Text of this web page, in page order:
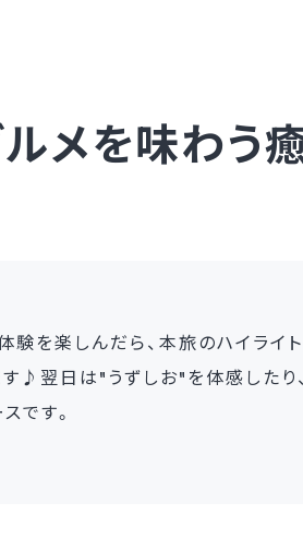
メを味わう癒
を楽しんだら、本旅のハイライト
♪翌日は"うずしお"を体感したり
です。